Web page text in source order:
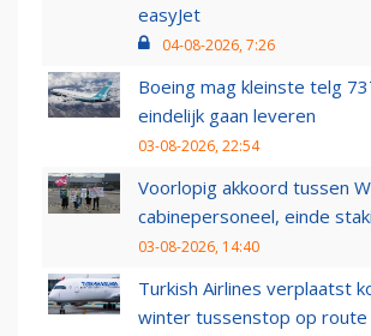
easyJet
04-08-2026, 7:26
Boeing mag kleinste telg
eindelijk gaan leveren
03-08-2026, 22:54
Voorlopig akkoord tussen
cabinepersoneel, einde
03-08-2026, 14:40
Turkish Airlines verplaatst
winter tussenstop op route